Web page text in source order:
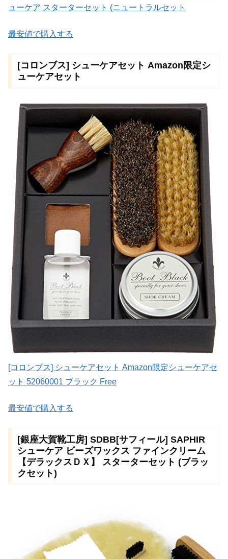
ューケア スターターセット (ニュートラルセット
最安値で購入する
[コロンブス] シューケアセット Amazon限定シ
ューケアセット
[コロンブス] シューケアセット Amazon限定シューケアセ
ット 52060001 ブラック Free
最安値で購入する
[銀座大賀靴工房] SDBB[サフィール] SAPHIR
シューケア ビーズワックス ファインクリーム
【デラックスＤＸ】 スターターセット (ブラッ
クセット)